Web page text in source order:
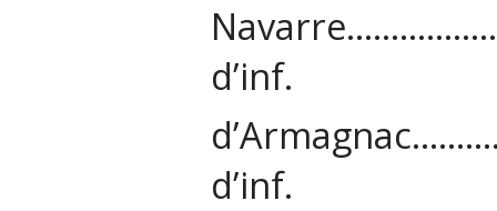
d’inf.
d’inf.